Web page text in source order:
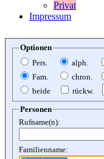
Privat
Impressum
Optionen
Pers.
Fam.
beide
alph.
chron.
rückw.
Personen
Rufname(n):
Familienname: